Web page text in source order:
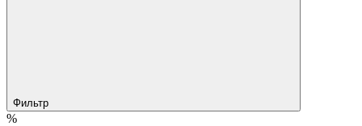
Фильтр
%